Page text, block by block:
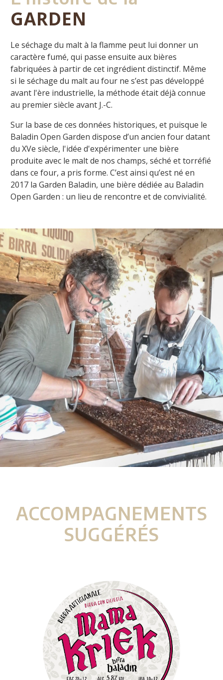
GARDEN
Le séchage du malt à la flamme peut lui donner un
caractère fumé, qui passe ensuite aux bières
fabriquées à partir de cet ingrédient distinctif. Même
si le séchage du malt au four ne s’est pas développé
avant l'ère industrielle, la méthode était déjà connue
au premier siècle avant J.-C.
Sur la base de ces données historiques, et puisque le
Baladin Open Garden dispose d’un ancien four datant
du XVe siècle, l'idée d'expérimenter une bière
produite avec le malt de nos champs, séché et torréfié
dans ce four, a pris forme. C’est ainsi qu’est né en
2017 la Garden Baladin, une bière dédiée au Baladin
Open Garden : un lieu de rencontre et de convivialité.
ACCOMPAGNEMENTS
SUGGÉRÉS